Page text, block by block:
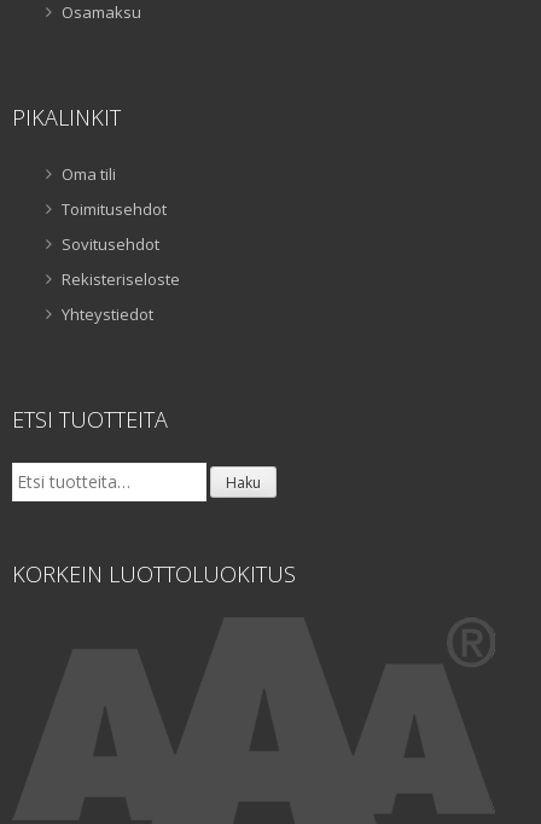
Osamaksu
PIKALINKIT
Oma tili
Toimitusehdot
Sovitusehdot
Rekisteriseloste
Yhteystiedot
ETSI TUOTTEITA
Etsi: Haku
KORKEIN LUOTTOLUOKITUS